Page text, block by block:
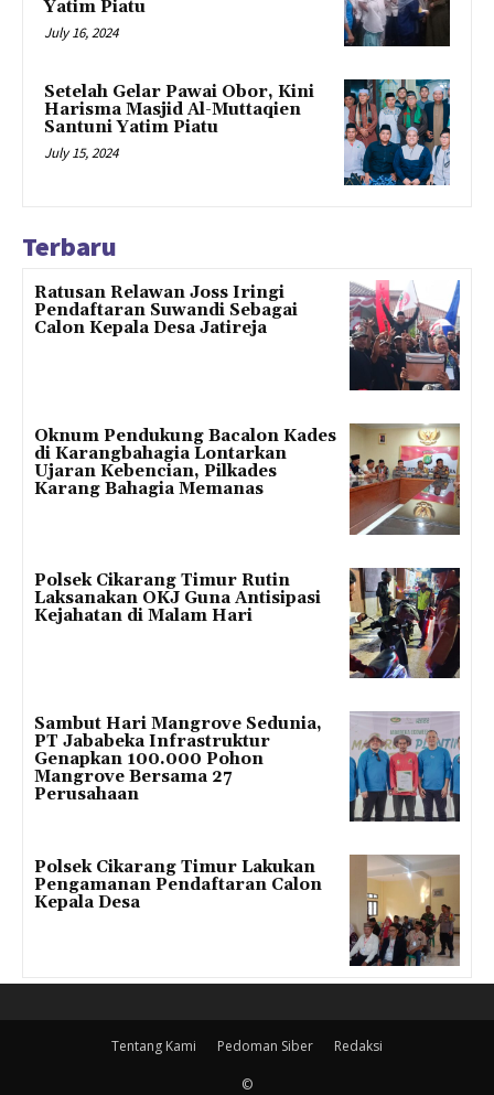
Yatim Piatu
July 16, 2024
Setelah Gelar Pawai Obor, Kini
Harisma Masjid Al-Muttaqien
Santuni Yatim Piatu
July 15, 2024
Terbaru
Ratusan Relawan Joss Iringi
Pendaftaran Suwandi Sebagai
Calon Kepala Desa Jatireja
Oknum Pendukung Bacalon Kades
di Karangbahagia Lontarkan
Ujaran Kebencian, Pilkades
Karang Bahagia Memanas
Polsek Cikarang Timur Rutin
Laksanakan OKJ Guna Antisipasi
Kejahatan di Malam Hari
Sambut Hari Mangrove Sedunia,
PT Jababeka Infrastruktur
Genapkan 100.000 Pohon
Mangrove Bersama 27
Perusahaan
Polsek Cikarang Timur Lakukan
Pengamanan Pendaftaran Calon
Kepala Desa
Tentang Kami Pedoman Siber Redaksi
©